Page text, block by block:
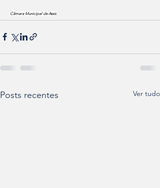
Câmara Municipal de Assis
Posts recentes Ver tudo